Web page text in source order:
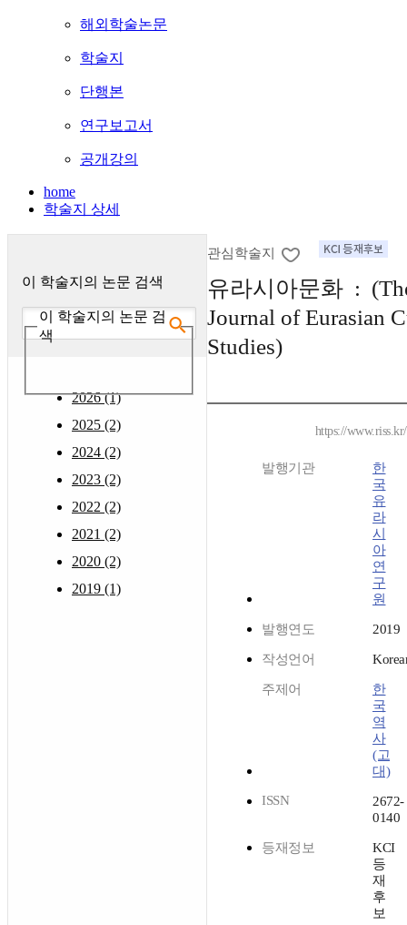
해외학술논문
학술지
단행본
연구보고서
공개강의
home
학술지 상세
이 학술지의 논문 검색
이 학술지의 논문 검
색
2026 (1)
2025 (2)
2024 (2)
2023 (2)
2022 (2)
2021 (2)
2020 (2)
2019 (1)
관심학술지
유라시아문화 :
Journal of Eurasian
Studies)
https://
발행기관
한
국
유
라
시
아
연
구
원
발행연도 2019
작성언어
주제어
한
국
역
사
(고
대)
ISSN
2672-
0140
등재정보
KCI
등
재
후
보